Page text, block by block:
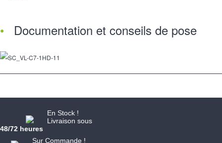
Documentation et conseils de pose
En Stock !
Livraison sous
48/72 heures
Sur Commande !